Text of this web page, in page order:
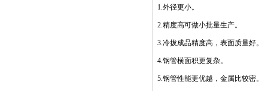
1. 外径更小。
2. 精度高可做小批量生产。
3. 冷拔成品精度高，表面质量好。
4. 钢管横面积更复杂。
5. 钢管性能更优越，金属比较密。